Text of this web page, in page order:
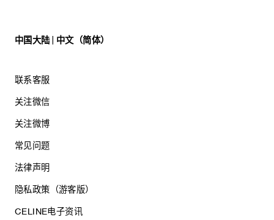
中国大陆 | 中文（简体）
联系客服
关注微信
关注微博
常见问题
法律声明
隐私政策（游客版）
CELINE电子资讯